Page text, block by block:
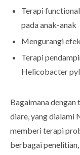
Terapi
pada anak-anak
Mengurangi
Terapi
Helicobacter
Bagaimana
diare, yang dialami
memberi terapi
berbagai